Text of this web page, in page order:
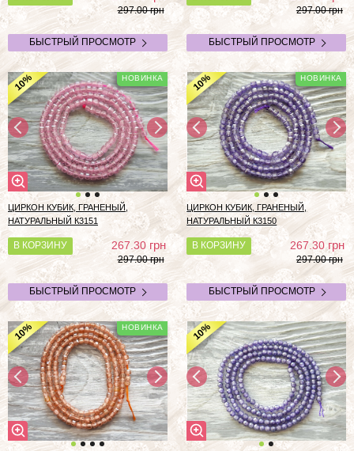
297.00 грн
БЫСТРЫЙ ПРОСМОТР
297.00 грн
БЫСТРЫЙ ПРОСМОТР
10%
ЦИРКОН КУБИК, ГРАНЕНЫЙ,
НАТУРАЛЬНЫЙ К3151
В КОРЗИНУ 267.30грн
297.00 грн
БЫСТРЫЙ ПРОСМОТР
10%
ЦИРКОН КУБИК, ГРАНЕНЫЙ,
НАТУРАЛЬНЫЙ К3150
В КОРЗИНУ 267.30грн
297.00 грн
БЫСТРЫЙ ПРОСМОТР
10% 10%